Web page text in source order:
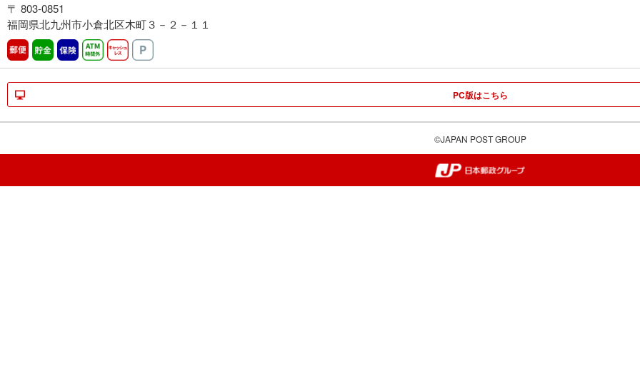
〒 803-0851
福岡県北九州市小倉北区木町３－２－１１
郵便 貯金 保険 ATM時間外キャッシュレス
PC版はこちら
©JAPAN POST GROUP